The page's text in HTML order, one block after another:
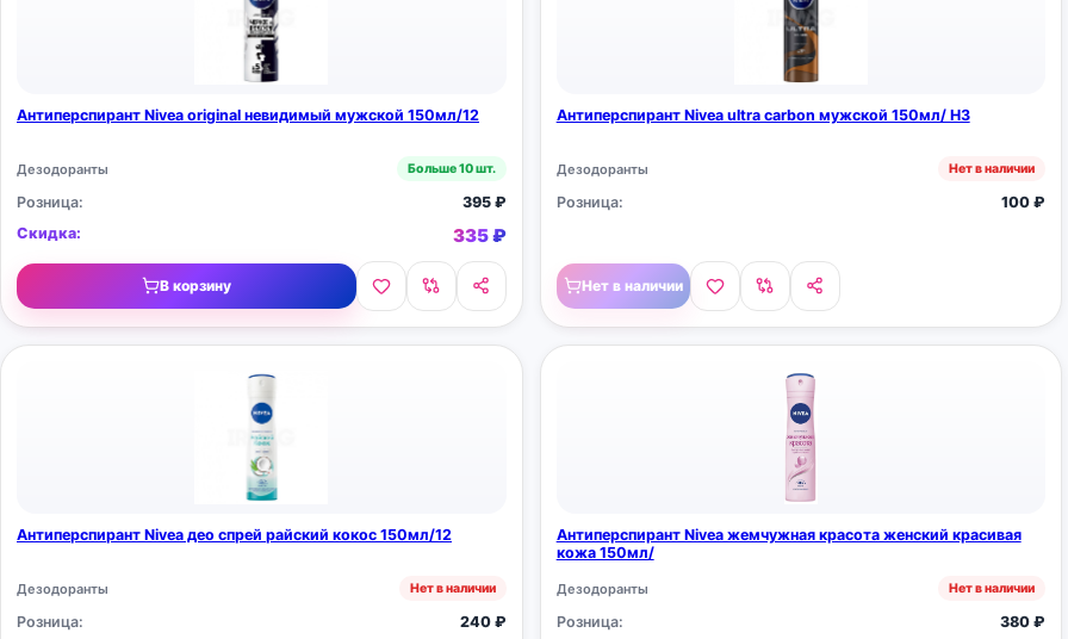
Антиперспирант Nivea original невидимый мужской 150мл/12
Дезодоранты Больше 10 шт.
Розница: 395₽
Скидка:
335₽
В корзину
Антиперспирант Nivea ultra carbon мужской 150мл/ НЗ
Дезодоранты Нет в наличии
Розница: 100 ₽
Нет в наличии
Антиперспирант Nivea део спрей райский кокос 150мл/12
Дезодоранты Нет в наличии
Розница: 240₽
Антиперспирант Nivea жемчужная красота женский красивая
кожа 150мл/
Дезодоранты Нет в наличии
Розница: 380 ₽